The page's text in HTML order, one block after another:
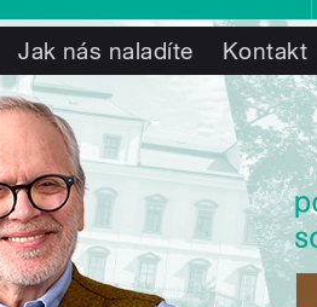
Jak nás naladíte Kontakt